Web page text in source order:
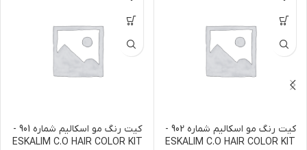
کیت رنگ مو اسکالیم شماره 902 -
ESKALIM C.O HAIR COLOR KIT
کیت رنگ مو اسکالیم شماره 901 -
ESKALIM C.O HAIR COLOR KIT